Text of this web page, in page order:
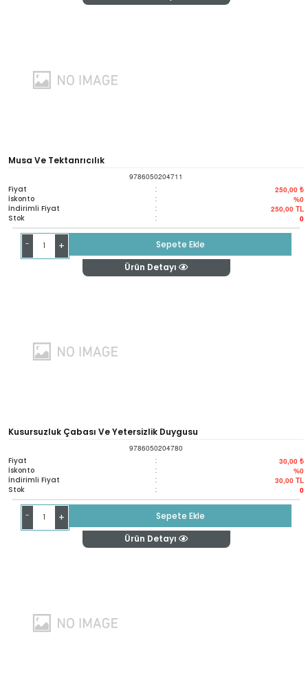
Musa Ve Tektanrıcılık
9786050204711
Fiyat : 250,00 ₺
İskonto : %0
İndirimli Fiyat : 250,00 TL
Stok : 0
- +
Sepete Ekle
Ürün Detayı
Kusursuzluk Çabası Ve Yetersizlik Duygusu
9786050204780
Fiyat : 30,00 ₺
İskonto : %0
İndirimli Fiyat : 30,00 TL
Stok : 0
- +
Sepete Ekle
Ürün Detayı